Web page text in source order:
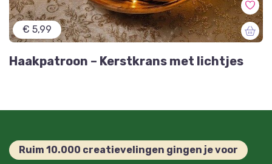
€ 5,99
Haakpatroon – Kerstkrans met lichtjes
Ruim 10.000 creatievelingen gingen je voor